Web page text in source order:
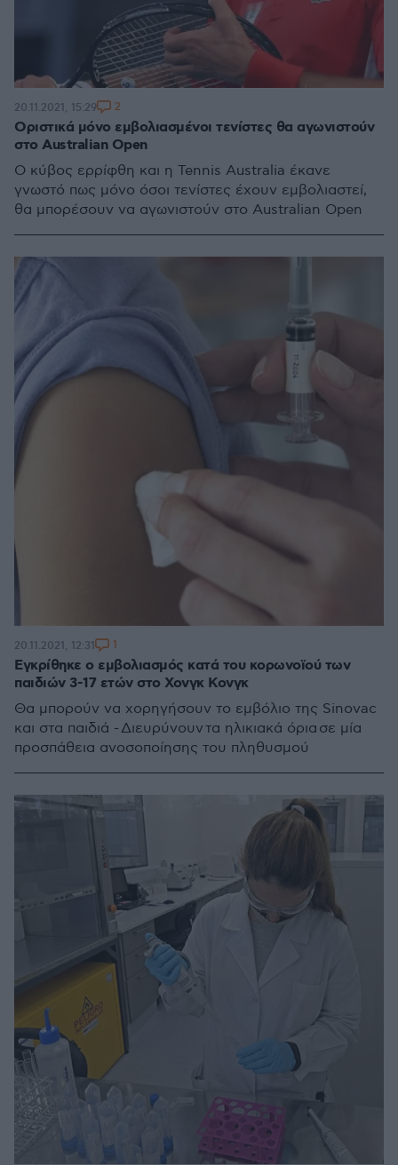
Οριστικά μόνο εμβολιασμένοι τενίστες θα αγωνιστούν
στο Australian Open
Ο κύβος ερρίφθη και η Tennis Australia έκανε
γνωστό πως μόνο όσοι τενίστες έχουν εμβολιαστεί,
θα μπορέσουν να αγωνιστούν στο Australian Open
20.11.2021, 15:29 2
Εγκρίθηκε ο εμβολιασμός κατά του κορωνοϊού των
παιδιών 3-17 ετών στο Χονγκ Κονγκ
Θα μπορούν να χορηγήσουν το εμβόλιο της Sinovac
και στα παιδιά - Διευρύνουν τα ηλικιακά όρια σε μία
προσπάθεια ανοσοποίησης του πληθυσμού
20.11.2021, 12:31 1